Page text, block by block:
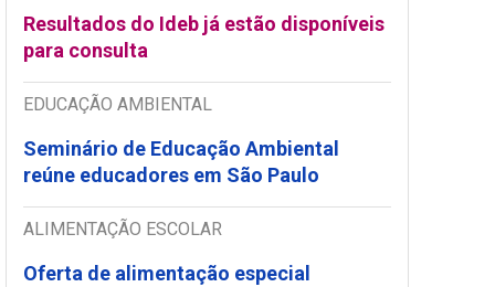
Resultados do Ideb já estão disponíveis
para consulta
EDUCAÇÃO AMBIENTAL
Seminário de Educação Ambiental
reúne educadores em São Paulo
ALIMENTAÇÃO ESCOLAR
Oferta de alimentação especial